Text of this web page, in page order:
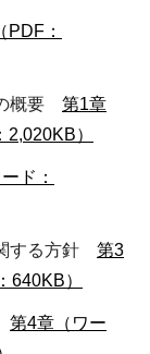
PDF：
概要 第1章
）
ド：
する方針 第3
640KB）
第4章（ワー